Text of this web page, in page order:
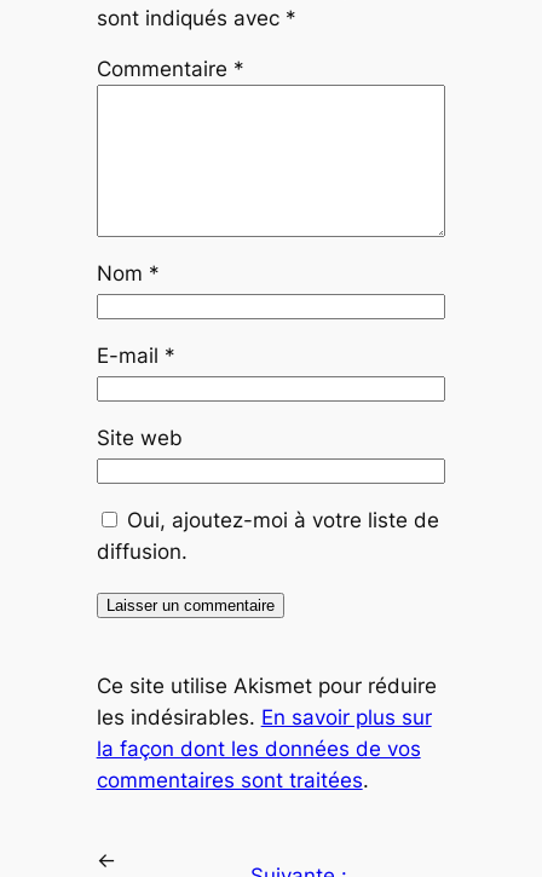
sont indiqués avec *
Commentaire *
Nom *
E-mail *
Site web
Oui, ajoutez-moi à votre liste de
diffusion.
Ce site utilise Akismet pour réduire
les indésirables. En savoir plus sur
la façon dont les données de vos
commentaires sont traitées.
←